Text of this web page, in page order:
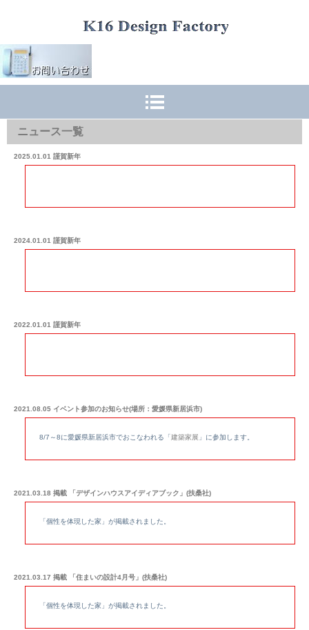
ニュース一覧
2025.01.01 謹賀新年
2024.01.01 謹賀新年
2022.01.01 謹賀新年
2021.08.05 イベント参加のお知らせ(場所：愛媛県新居浜市)
8/7～8に愛媛県新居浜市でおこなわれる「建築家展 」に参加します。
2021.03.18 掲載 「デザインハウスアイディアブック」(扶桑社)
「個性を体現した家」が掲載されました。
2021.03.17 掲載 「住まいの設計4月号」(扶桑社)
「個性を体現した家」が掲載されました。